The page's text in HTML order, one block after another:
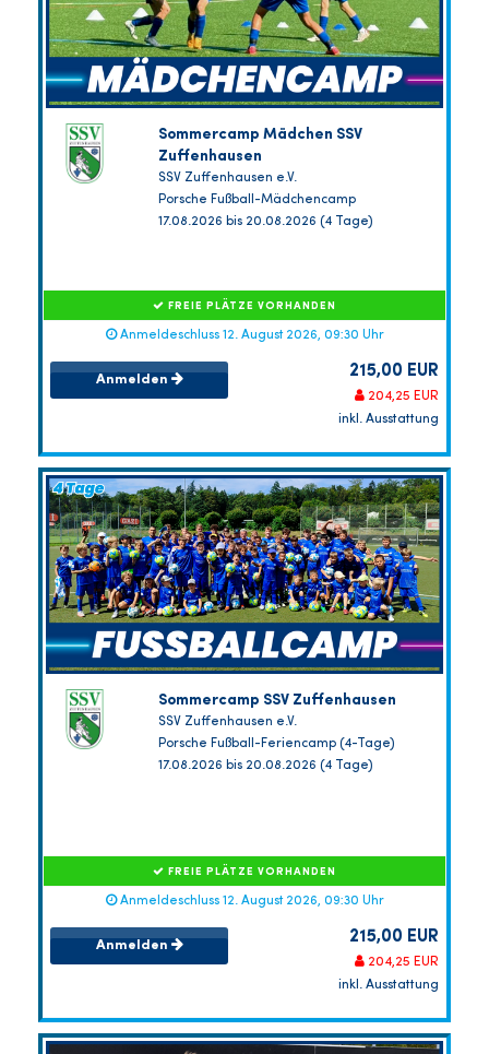
Sommercamp Mädchen SSV
Zuffenhausen
SSV Zuffenhausen e.V.
Porsche Fußball-Mädchencamp
17.08.2026 bis 20.08.2026 (4 Tage)
FREIE PLÄTZE VORHANDEN
Anmeldeschluss 12. August 2026, 09:30 Uhr
Anmelden 215,00 EUR
204,25 EUR
inkl. Ausstattung
Sommercamp SSV Zuffenhausen
SSV Zuffenhausen e.V.
Porsche Fußball-Feriencamp (4-Tage)
17.08.2026 bis 20.08.2026 (4 Tage)
FREIE PLÄTZE VORHANDEN
Anmeldeschluss 12. August 2026, 09:30 Uhr
Anmelden 215,00 EUR
204,25 EUR
inkl. Ausstattung